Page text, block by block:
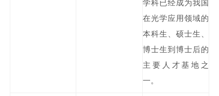
学科已经成为我国
在光学应用领域的
本科生、硕士生、
博士生到博士后的
主要人才基地之
一。